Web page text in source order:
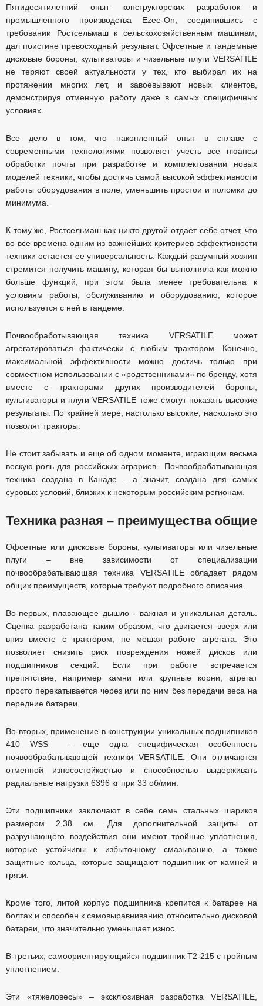
Пятидесятилетний опыт конструкторских разработок и
промышленного производства Ezee-On, соединившись с
требовании Ростсельмаш к сельскохозяйственным машинам,
дал поистине превосходный результат. Офсетные и тандемные
дисковые бороны, культиваторы и чизельные плуги VERSATILE
не теряют своей актуальности у тех, кто выбирал их на
протяжении многих лет, и завоевывают новых клиентов,
демонстрируя отменную работу даже в самых специфичных
условиях.
Все дело в том, что накопленный опыт в сплаве с
современными технологиями позволяет учесть все нюансы
обработки почты при разработке и комплектовании новых
моделей техники, чтобы достичь самой высокой эффективности
работы оборудования в поле, уменьшить простои и поломки до
минимума.
К тому же, Ростсельмаш как никто другой отдает себе отчет, что
во все времена одним из важнейших критериев эффективности
техники остается ее универсальность. Каждый разумный хозяин
стремится получить машину, которая бы выполняла как можно
больше функций, при этом была менее требовательна к
условиям работы, обслуживанию и оборудованию, которое
используется с ней в тандеме.
Почвообработывающая техника VERSATILE может
агрегатироваться фактически с любым трактором. Конечно,
максимальной эффективности можно достичь только при
совместном использовании с «родственниками» по бренду, хотя
вместе с тракторами других производителей бороны,
культиваторы и плуги VERSATILE тоже смогут показать высокие
результаты. По крайней мере, настолько высокие, насколько это
позволят тракторы.
Не стоит забывать и еще об одном моменте, играющим весьма
вескую роль для российских аграриев. Почвообрабатывающая
техника создана в Канаде – а значит, создана для самых
суровых условий, близких к некоторым российским регионам.
Техника разная – преимущества общие
Офсетные или дисковые бороны, культиваторы или чизельные
плуги – вне зависимости от специализации
почвообрабатывающая техника VERSATILE обладает рядом
общих преимуществ, которые требуют подробного описания.
Во-первых, плавающее дышло - важная и уникальная деталь.
Сцепка разработана таким образом, что двигается вверх или
вниз вместе с трактором, не мешая работе агрегата. Это
позволяет снизить риск повреждения ножей дисков или
подшипников секций. Если при работе встречается
препятствие, например камни или крупные корни, агрегат
просто перекатывается через или по ним без передачи веса на
передние батареи.
Во-вторых, применение в конструкции уникальных подшипников
410 WSS – еще одна специфическая особенность
почвообрабатывающей техники VERSATILE. Они отличаются
отменной износостойкостью и способностью выдерживать
радиальные нагрузки 6396 кг при 33 об/мин.
Эти подшипники заключают в себе семь стальных шариков
размером 2,38 см. Для дополнительной защиты от
разрушающего воздействия они имеют тройные уплотнения,
которые устойчивы к избыточному смазыванию, а также
защитные кольца, которые защищают подшипник от камней и
грязи.
Кроме того, литой корпус подшипника крепится к батарее на
болтах и способен к самовыравниванию относительно дисковой
батареи, что значительно уменьшает износ.
В-третьих, самоориентирующийся подшипник T2-215 с тройным
уплотнением.
Эти «тяжеловесы» – эксклюзивная разработка VERSATILE,